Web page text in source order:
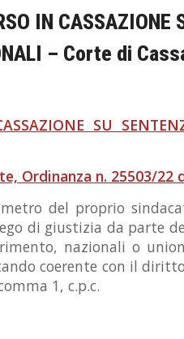
IN CASSAZIONE
– Corte di
SU
Ordinanza n. 25503/22
del proprio
di giustizia da parte
nazionali o
coerente con il
1, c.p.c.